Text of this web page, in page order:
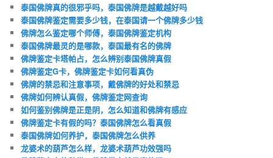
泰国佛牌真的很邪乎吗，泰国佛牌是越戴越好吗
泰国佛牌鉴定需要多少钱，在泰国请一个佛牌多少钱
佛牌怎么鉴定哪个师傅，泰国佛牌鉴定机构
泰国佛牌最灵的是哪款，泰国最有名的佛牌
佛牌鉴定卡塔帕占，怎么辨别泰国佛牌真假
佛牌鉴定G卡，佛牌鉴定卡如何看真伪
佛牌的禁忌和注意事项，戴佛牌的好处和禁忌
佛牌如何辨认真假，佛牌鉴定网查询
如何鉴别佛牌是正是阴，怎么知道和佛牌有感应
佛牌鉴定卡有假的吗？泰国佛牌怎么看真假
泰国佛牌如何养护，泰国佛牌怎么供养
龙婆术的葫芦怎么样，龙婆术葫芦功效强吗